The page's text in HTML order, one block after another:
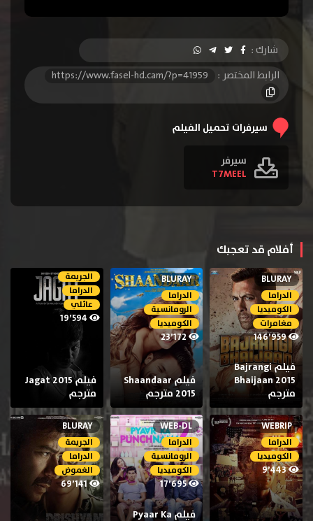
شارك :
الرابط المختصر :
https://www.fasel-hd.cam/?p=41959
سيرفرات تحميل الفيلم
سيرفر
T7MEEL
أفلام قد تعجبك
BLURAY
الدراما
الكوميديا
مغامرات
146٬959
فيلم Bajrangi
Bhaijaan 2015
مترجم
BLURAY
الدراما
الرومانسية
الكوميديا
23٬172
فيلم Shaandaar
2015 مترجم
الجريمة
الدراما
عائلي
فيلم Jagat 2015
مترجم
WEBRIP
الدراما
الكوميديا
9٬443
WEB-DL
الدراما
الرومانسية
الكوميديا
17٬695
فيلم Pyaar Ka
BLURAY
الجريمة
الدراما
الغموض
69٬141